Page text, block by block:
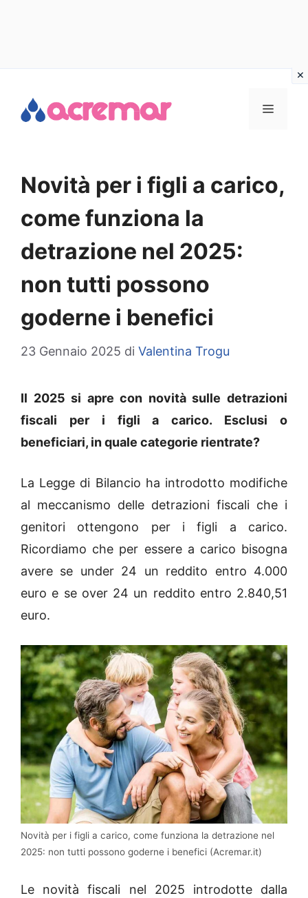
contenuto
MENU
Novità per i figli a carico,
come funziona la
detrazione nel 2025:
non tutti possono
goderne i benefici
23 Gennaio 2025 di Valentina Trogu
Il 2025 si apre con novità sulle detrazioni
fiscali per i figli a carico. Esclusi o
beneficiari, in quale categorie rientrate?
La Legge di Bilancio ha introdotto modifiche
al meccanismo delle detrazioni fiscali che i
genitori ottengono per i figli a carico.
Ricordiamo che per essere a carico bisogna
avere se under 24 un reddito entro 4.000
euro e se over 24 un reddito entro 2.840,51
euro.
Novità per i figli a carico, come funziona la detrazione nel
2025: non tutti possono goderne i benefici (Acremar.it)
Le novità fiscali nel 2025 introdotte dalla